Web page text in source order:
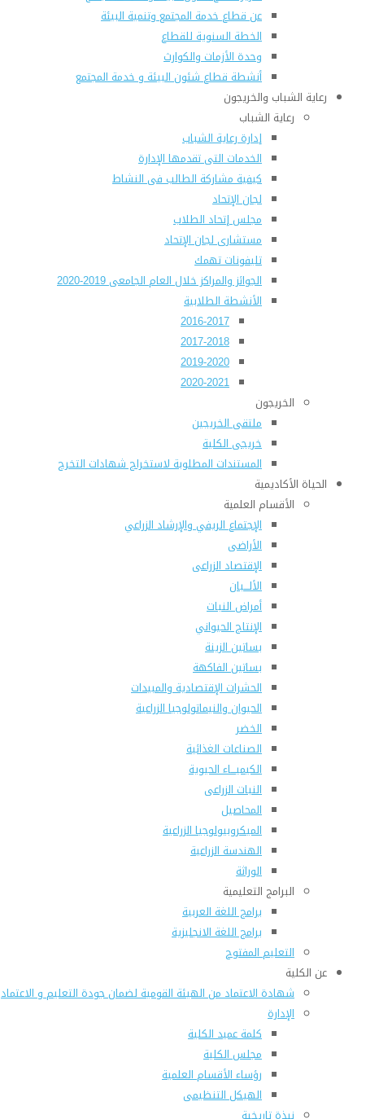
عن قطاع خدمة المجتمع وتنمية البيئة
الخطة السنوية للقطاع
وحدة الأزمات والكوارث
أنشطة قطاع شئون البيئة و خدمة المجتمع
رعاية الشباب والخريجون
رعاية الشباب
إدارة رعاية الشباب
الخدمات التى تقدمها الإدارة
كيفية مشاركة الطالب فى النشاط
لجان الإتحاد
مجلس إتحاد الطلاب
مستشارى لجان الإتحاد
تليفونات تهمك
الجوائز والمراكز خلال العام الجامعى 2019-2020
الأنشطة الطلابية
2016-2017
2017-2018
2019-2020
2020-2021
الخريجون
ملتقى الخريجين
خريجى الكلية
المستندات المطلوبة لاستخراج شهادات التخرج
الحياة الأكاديمية
الأقسام العلمية
الإجتماع الريفي والإرشاد الزراعي
الأراضى
الإقتصاد الزراعى
الألـــبان
أمراض النبات
الإنتاج الحيواني
بساتين الزينة
بساتين الفاكهة
الحشرات الإقتصادية والمبيدات
الحيوان والنيماتولوجيا الزراعية
الخضر
الصناعات الغذائية
الكيميـــاء الحيوية
النبات الزراعى
المحاصيل
الميكروبيولوجيا الزراعية
الهندسة الزراعية
الوراثة
البرامج التعليمية
برامج اللغة العربية
برامج اللغة الانجليزية
التعليم المفتوح
عن الكلية
شهادة الاعتماد من الهيئة القومية لضمان جودة التعليم و الاعتماد
الإدارة
كلمة عميد الكلية
مجلس الكلية
رؤساء الأقسام العلمية
الهيكل التنظيمى